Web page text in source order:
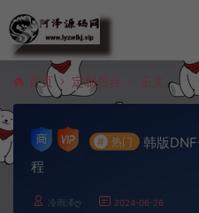
首页 定制后台 正文
# 热门
韩版
程
冷雨泽ღ 2024-06-26